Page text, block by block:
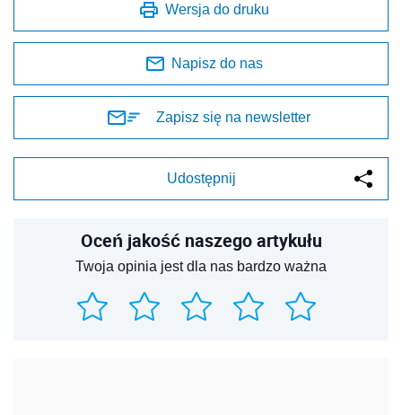
Wersja do druku
Napisz do nas
Zapisz się na newsletter
Udostępnij
Oceń jakość naszego artykułu
Twoja opinia jest dla nas bardzo ważna